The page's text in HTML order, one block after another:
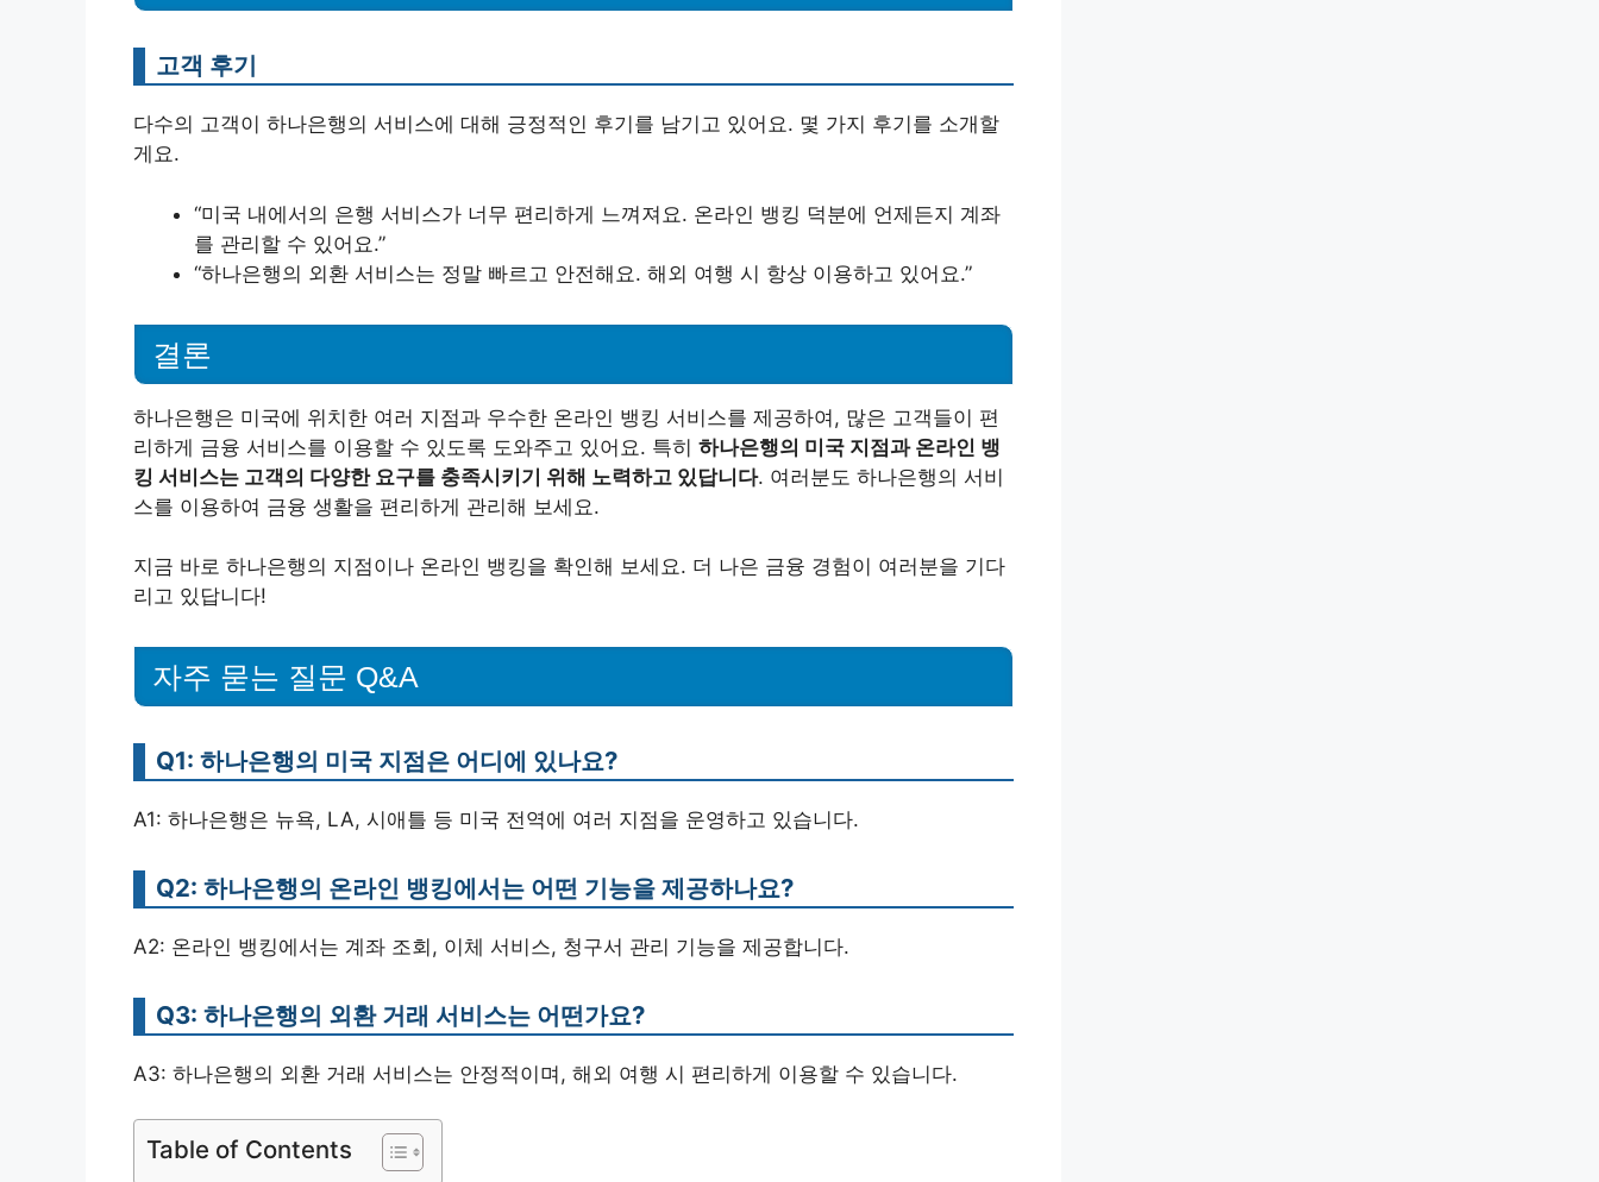
고객 후기
다수의 고객이 하나은행의 서비스에 대해 긍정적인 후기를 남기고 있어요. 몇 가지 후기를 소개할
게요.
“미국 내에서의 은행 서비스가 너무 편리하게 느껴져요. 온라인 뱅킹 덕분에 언제든지 계좌
를 관리할 수 있어요.”
“하나은행의 외환 서비스는 정말 빠르고 안전해요. 해외 여행 시 항상 이용하고 있어요.”
결론
하나은행은 미국에 위치한 여러 지점과 우수한 온라인 뱅킹 서비스를 제공하여, 많은 고객들이 편
리하게 금융 서비스를 이용할 수 있도록 도와주고 있어요. 특히 하나은행의 미국 지점과 온라인 뱅
킹 서비스는 고객의 다양한 요구를 충족시키기 위해 노력하고 있답니다. 여러분도 하나은행의 서비
스를 이용하여 금융 생활을 편리하게 관리해 보세요.
지금 바로 하나은행의 지점이나 온라인 뱅킹을 확인해 보세요. 더 나은 금융 경험이 여러분을 기다
리고 있답니다!
자주 묻는 질문 Q&A
Q1: 하나은행의 미국 지점은 어디에 있나요?
A1: 하나은행은 뉴욕, LA, 시애틀 등 미국 전역에 여러 지점을 운영하고 있습니다.
Q2: 하나은행의 온라인 뱅킹에서는 어떤 기능을 제공하나요?
A2: 온라인 뱅킹에서는 계좌 조회, 이체 서비스, 청구서 관리 기능을 제공합니다.
Q3: 하나은행의 외환 거래 서비스는 어떤가요?
A3: 하나은행의 외환 거래 서비스는 안정적이며, 해외 여행 시 편리하게 이용할 수 있습니다.
Table of Contents